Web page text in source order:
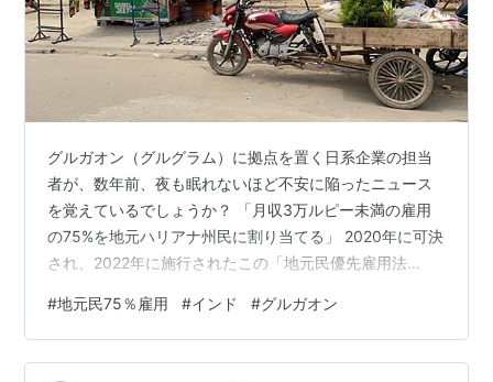
グルガオン（グルグラム）に拠点を置く日系企業の担当
者が、数年前、夜も眠れないほど不安に陥ったニュース
を覚えているでしょうか？ 「月収3万ルピー未満の雇用
の75%を地元ハリアナ州民に割り当てる」 2020年に可決
され、2022年に施行されたこの「地元民優先雇用法
Act）」は、当時、製造業のマネサールやバワール、そし
てIT・サービス業がひしめくグルガオンに激震を走らせ
ました。 2026年現在、この問題はどうなり、現場では何
#地元民75％雇用 #インド #グルガオン